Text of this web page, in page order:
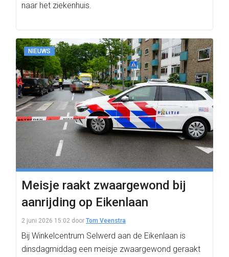
naar het ziekenhuis.
NIEUWS
Meisje raakt zwaargewond bij
aanrijding op Eikenlaan
2 juni 2026 15:02 door Tom Veenstra
Bij Winkelcentrum Selwerd aan de Eikenlaan is
dinsdagmiddag een meisje zwaargewond geraakt